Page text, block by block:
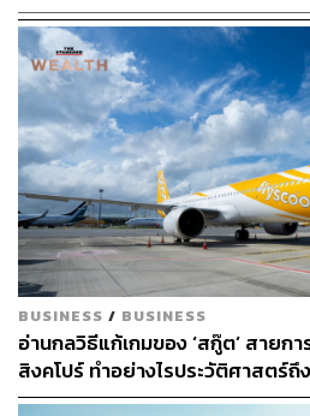
BUSINESS / BUSINESS
อ่านกลวิธีแก้เกมของ ‘สกู๊ต’ สายก
สิงคโปร์ ทำอย่างไรประวัติศาสตร์ถึ
สกู๊ต’